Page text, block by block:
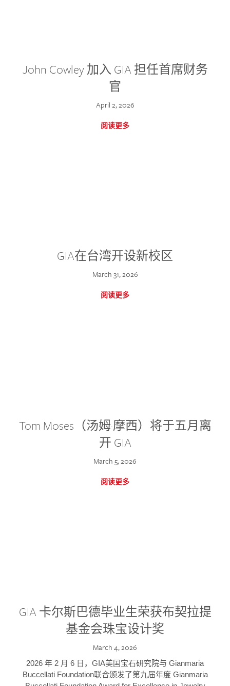
John Cowley 加入 GIA 担任首席财务
官
April 2, 2026
阅读更多
GIA在台湾开设新校区
March 31, 2026
阅读更多
Tom Moses（汤姆·摩西）将于五月离
开 GIA
March 5, 2026
阅读更多
GIA 卡尔斯巴德毕业生荣获布契拉提
基金会珠宝设计奖
March 4, 2026
2026 年 2 月 6 日，GIA美国宝石研究院与 Gianmaria
Buccellati Foundation联合颁发了第九届年度 Gianmaria